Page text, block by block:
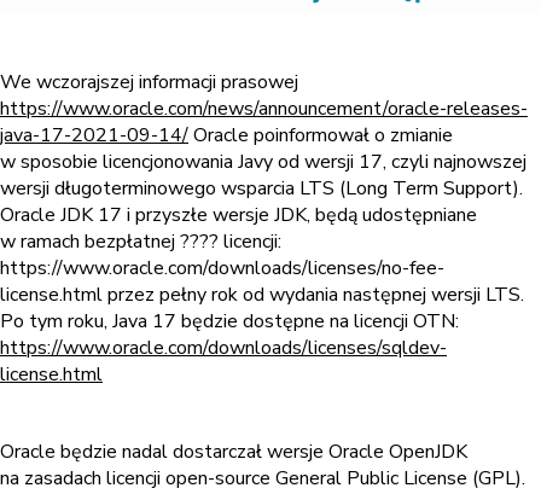
We wczorajszej informacji prasowej
https://www.oracle.com/news/announcement/oracle-releases-
java-17-2021-09-14/Oracle poinformował o zmianie
w sposobie licencjonowania Javy od wersji 17, czyli najnowszej
wersji długoterminowego wsparcia LTS (Long Term Support).
Oracle JDK 17 i przyszłe wersje JDK, będą udostępniane
w ramach bezpłatnej ???? licencji:
https://www.oracle.com/downloads/licenses/no-fee-
license.html przez pełny rok od wydania następnej wersji LTS.
Po tym roku, Java 17 będzie dostępne na licencji OTN:
https://www.oracle.com/downloads/licenses/sqldev-
license.html
Oracle będzie nadal dostarczał wersje Oracle OpenJDK
na zasadach licencji open-source General Public License (GPL).